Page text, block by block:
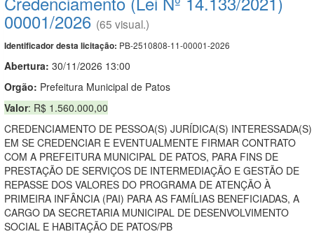
00001/2026 (65 visual.)
Identificador desta licitação: PB-2510808-11-00001-2026
Abertura: 30/11/2026 13:00
Orgão: Prefeitura Municipal de Patos
Valor: R$ 1.560.000,00
CREDENCIAMENTO DE PESSOA(S) JURÍDICA(S) INTERESSADA(S)
EM SE CREDENCIAR E EVENTUALMENTE FIRMAR CONTRATO
COM A PREFEITURA MUNICIPAL DE PATOS, PARA FINS DE
PRESTAÇÃO DE SERVIÇOS DE INTERMEDIAÇÃO E GESTÃO DE
REPASSE DOS VALORES DO PROGRAMA DE ATENÇÃO À
PRIMEIRA INFÂNCIA (PAI) PARA AS FAMÍLIAS BENEFICIADAS, A
CARGO DA SECRETARIA MUNICIPAL DE DESENVOLVIMENTO
SOCIAL E HABITAÇÃO DE PATOS/PB